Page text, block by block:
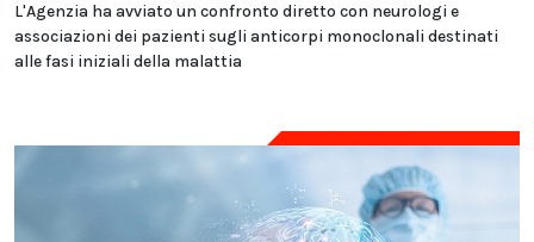
L'Agenzia ha avviato un confronto diretto con neurologi e
associazioni dei pazienti sugli anticorpi monoclonali destinati
alle fasi iniziali della malattia